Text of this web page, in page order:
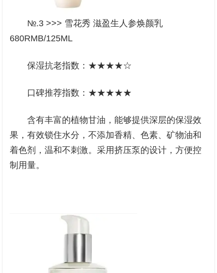
№.3 >>> 雪花秀 滋盈生人参焕颜乳
680RMB/125ML
保湿抗老指数：★★★★☆
口碑推荐指数：★★★★★
含有丰富的植物甘油，能够提供深层的保湿效
果，有效锁住水分，不添加香精、色素、矿物油和
着色剂，温和不刺激。采用挤压泵的设计，方便控
制用量。